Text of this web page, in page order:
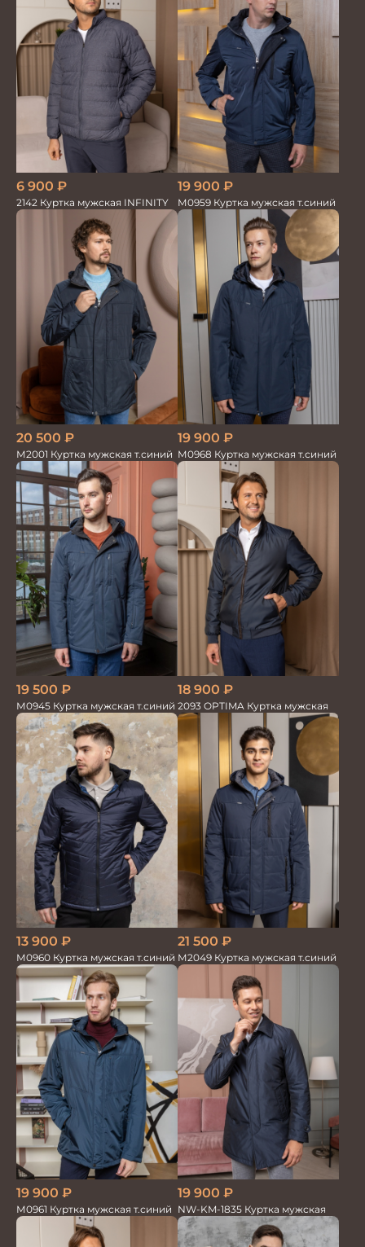
6 900 ₽
2142 Куртка мужская INFINITY
19 900 ₽
М0959 Куртка мужская т.синий
20 500 ₽
М2001 Куртка мужская т.синий
19 900 ₽
М0968 Куртка мужская т.синий
19 500 ₽
М0945 Куртка мужская т.синий
18 900 ₽
2093 OPTIMA Куртка мужская
13 900 ₽
М0960 Куртка мужская т.синий
21 500 ₽
М2049 Куртка мужская т.синий
19 900 ₽
М0961 Куртка мужская т.синий
19 900 ₽
NW-KM-1835 Куртка мужская